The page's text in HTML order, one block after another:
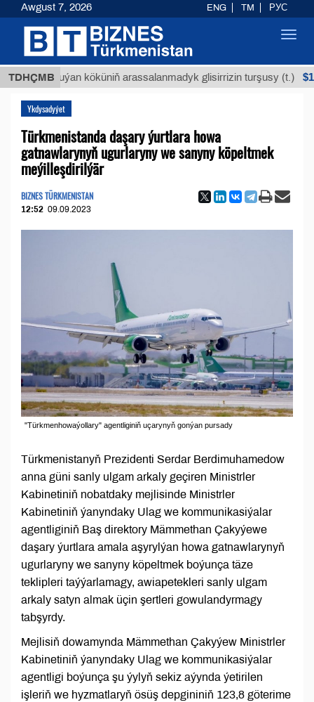
TDHÇMB
Buýan köküniň arassalanmadyk glisirrizin turşusy (t.) $12935,18
Ykdysadyýet
Türkmenistanda daşary ýurtlara howa
gatnawlarynyň ugurlaryny we sanyny köpeltmek
meýilleşdirilýär
BIZNES TÜRKMENISTAN
12:52 09.09.2023
"Türkmenhowaýollary" agentliginiň uçarynyň gonýan pursady
Türkmenistanyň Prezidenti Serdar Berdimuhamedow
anna güni sanly ulgam arkaly geçiren Ministrler
Kabinetiniň nobatdaky mejlisinde Ministrler
Kabinetiniň ýanyndaky Ulag we kommunikasiýalar
agentliginiň Baş direktory Mämmethan Çakyýewe
daşary ýurtlara amala aşyrylýan howa gatnawlarynyň
ugurlaryny we sanyny köpeltmek boýunça täze
teklipleri taýýarlamagy, awiapetekleri sanly ulgam
arkaly satyn almak üçin şertleri gowulandyrmagy
tabşyrdy.
Mejlisiň dowamynda Mämmethan Çakyýew Ministrler
Kabinetiniň ýanyndaky Ulag we kommunikasiýalar
agentligi boýunça şu ýylyň sekiz aýynda ýetirilen
işleriň we hyzmatlaryň ösüş depgininiň 123,8 göterime
Awgust 7, 2026 ENG TM РУС